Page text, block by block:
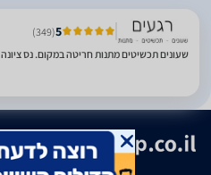
5
(349)
שעונים תכשיטים מתנות חריטה במקום. נס ציונה